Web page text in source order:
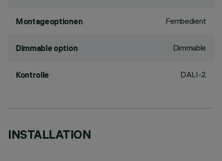
Montageoptionen Fernbedient
Dimmable option Dimmable
Kontrolle DALI-2
INSTALLATION